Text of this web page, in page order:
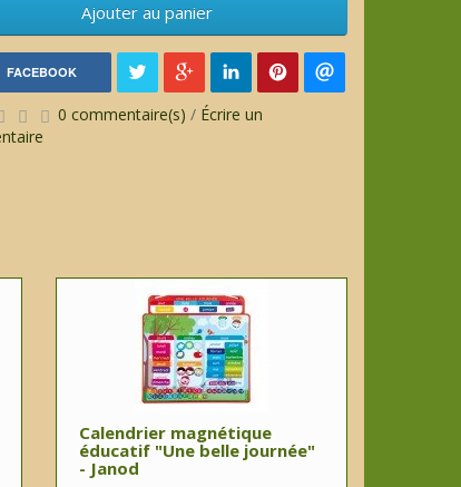
Ajouter au panier
FACEBOOK
0 commentaire(s) / Écrire un
Calendrier magnétique
éducatif "Une belle journée"
- Janod